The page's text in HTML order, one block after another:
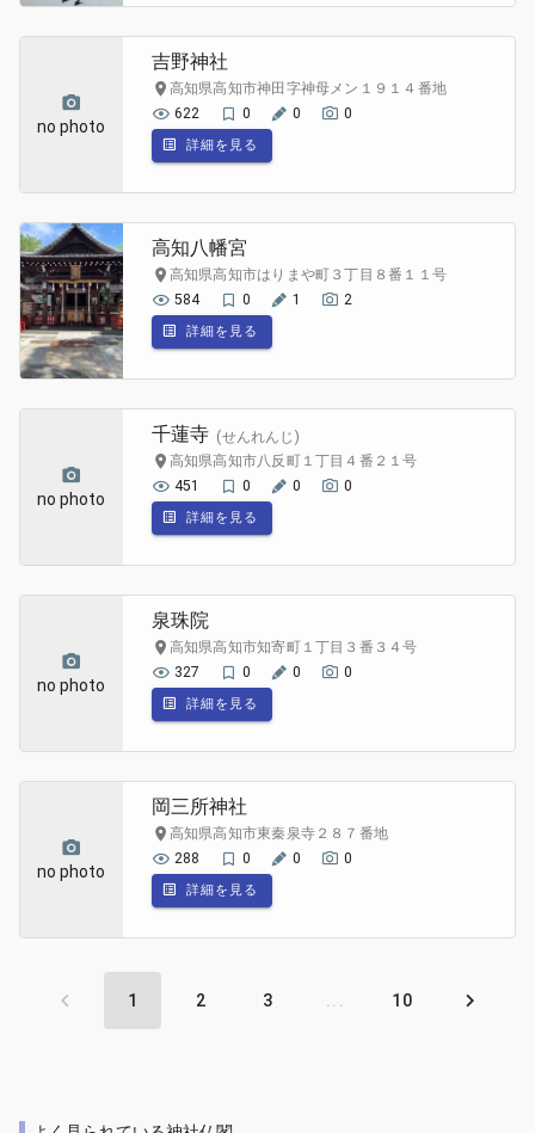
no photo
吉野神社
高知県高知市神田字神母メン１９１４番地
622
0 0 0
詳細を見る
高知八幡宮
高知県高知市はりまや町３丁目８番１１号
584
0 1 2
詳細を見る
no photo
千蓮寺 (せんれんじ)
高知県高知市八反町１丁目４番２１号
451
0 0 0
詳細を見る
no photo
泉珠院
高知県高知市知寄町１丁目３番３４号
327
0 0 0
詳細を見る
no photo
岡三所神社
高知県高知市東秦泉寺２８７番地
288
0 0 0
詳細を見る
1 2 3 ... 10